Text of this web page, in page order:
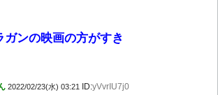
ガンの映画の方がすき
2022/02/23(水) 03:21 ID:yVvrIU7j0